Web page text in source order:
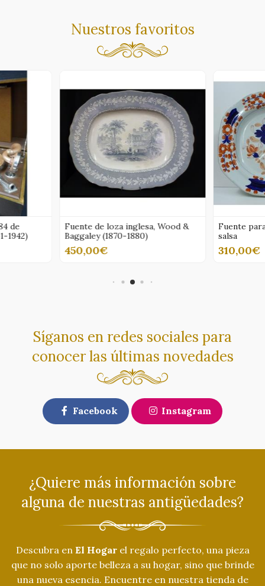
Nuestros favoritos
Wood &
Fuente para carne con hueco de
salsa
310,00€
Síganos en redes sociales para
conocer las últimas novedades
Facebook Instagram
¿Quiere más información sobre
alguna de nuestras antigüedades?
Descubra en El Hogarel regalo perfecto, una pieza
que no solo aporte belleza a su hogar, sino que brinde
una nueva esencia. Encuentre en nuestra tienda de